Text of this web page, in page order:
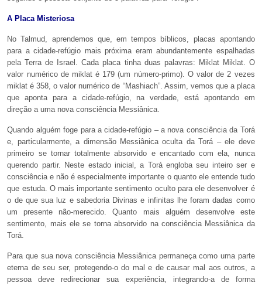
A Placa Misteriosa
No Talmud, aprendemos que, em tempos bíblicos, placas apontando
para a cidade-refúgio mais próxima eram abundantemente espalhadas
pela Terra de Israel. Cada placa tinha duas palavras: Miklat Miklat. O
valor numérico de miklat é 179 (um número-primo). O valor de 2 vezes
miklat é 358, o valor numérico de “Mashiach”. Assim, vemos que a placa
que aponta para a cidade-refúgio, na verdade, está apontando em
direção a uma nova consciência Messiânica.
Quando alguém foge para a cidade-refúgio – a nova consciência da Torá
e, particularmente, a dimensão Messiânica oculta da Torá – ele deve
primeiro se tornar totalmente absorvido e encantado com ela, nunca
querendo partir. Neste estado inicial, a Torá engloba seu inteiro ser e
consciência e não é especialmente importante o quanto ele entende tudo
que estuda. O mais importante sentimento oculto para ele desenvolver é
o de que sua luz e sabedoria Divinas e infinitas lhe foram dadas como
um presente não-merecido. Quanto mais alguém desenvolve este
sentimento, mais ele se torna absorvido na consciência Messiânica da
Torá.
Para que sua nova consciência Messiânica permaneça como uma parte
eterna de seu ser, protegendo-o do mal e de causar mal aos outros, a
pessoa deve redirecionar sua experiência, integrando-a de forma